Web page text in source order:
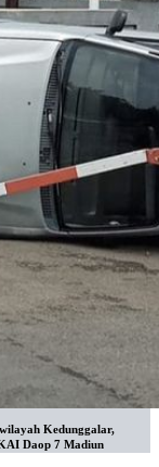
Kedunggalar,
Daop 7 Madiun